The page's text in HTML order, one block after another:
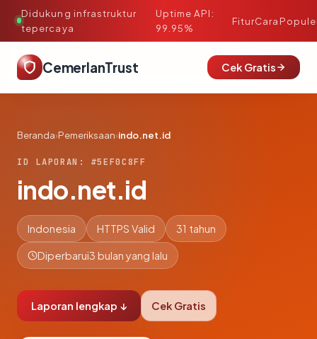
Didukung infrastruktur
tepercaya
·
Uptime API:
99.95%
FiturCara
CemerlanTrust Cek Gratis
Beranda›Pemeriksaan›indo.net.id
ID LAPORAN: #5EF0C8FF
indo.net.id
Indonesia HTTPS Valid 31 tahun
Diperbarui3 bulan yang lalu
Laporan lengkap ↓ Cek Gratis